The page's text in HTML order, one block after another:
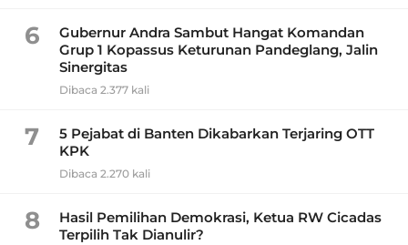
6
Gubernur Andra Sambut Hangat Komandan
Grup 1 Kopassus Keturunan Pandeglang, Jalin
Sinergitas
Dibaca 2.377 kali
7
5 Pejabat di Banten Dikabarkan Terjaring OTT
KPK
Dibaca 2.270 kali
8
Hasil Pemilihan Demokrasi, Ketua RW Cicadas
Terpilih Tak Dianulir?